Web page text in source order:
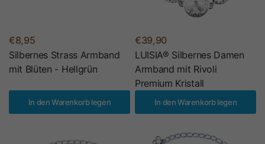
€8,95
Silbernes Strass Armband
mit Blüten - Hellgrün
In den Warenkorb legen
€39,90
LUISIA® Silbernes Damen
Armband mit Rivoli
Premium Kristall
In den Warenkorb legen